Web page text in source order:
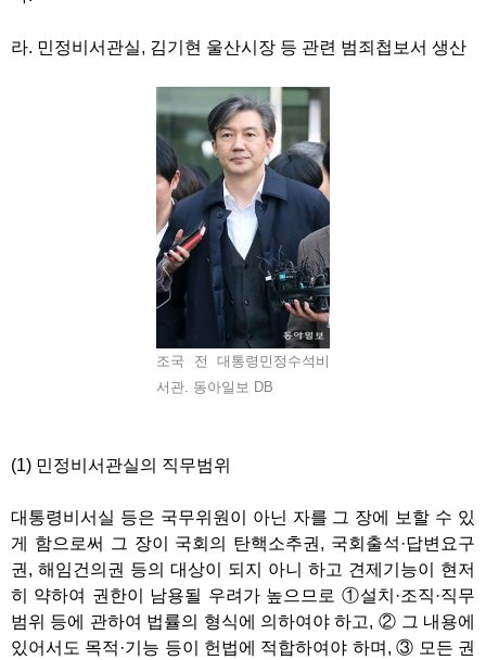
라. 민정비서관실, 김기현 울산시장 등 관련 범죄첩보서 생산
조국 전 대통령민정수석비
서관. 동아일보 DB
(1) 민정비서관실의 직무범위
대통령비서실 등은 국무위원이 아닌 자를 그 장에 보할 수 있
게 함으로써 그 장이 국회의 탄핵소추권, 국회출석·답변요구
권, 해임건의권 등의 대상이 되지 아니 하고 견제기능이 현저
히 약하여 권한이 남용될 우려가 높으므로 ①설치·조직·직무
범위 등에 관하여 법률의 형식에 의하여야 하고, ② 그 내용에
있어서도 목적·기능 등이 헌법에 적합하여야 하며, ③ 모든 권